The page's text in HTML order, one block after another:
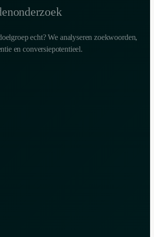
echt? We analyseren zoekwoorden,
en conversiepotentieel.